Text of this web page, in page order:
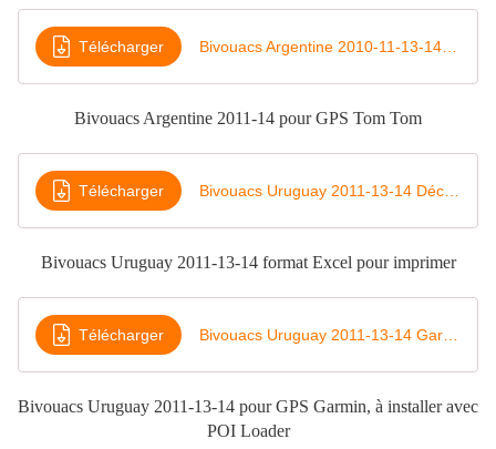
Télécharger
Bivouacs Argentine 2011-14 pour GPS Tom Tom
Télécharger
Bivouacs Uruguay 2011-13-14 format Excel pour imprimer
Télécharger
Bivouacs Uruguay 2011-13-14 pour GPS Garmin, à installer avec
POI Loader